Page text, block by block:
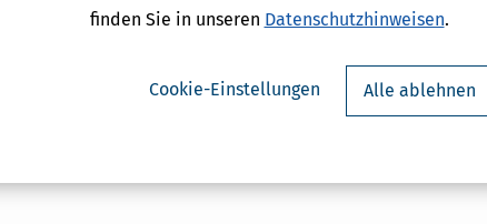
finden Sie in unseren Datenschutzhinweisen.
Cookie-Einstellungen Alle ablehnen